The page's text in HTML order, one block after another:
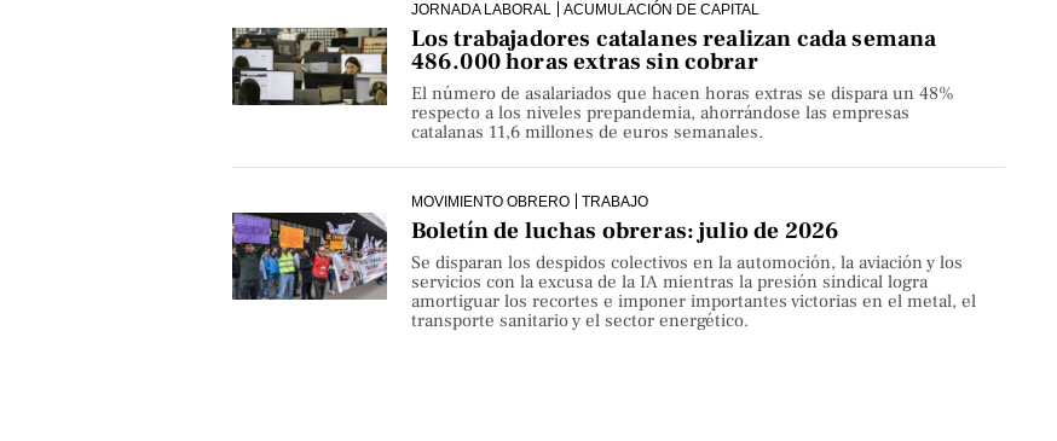
JORNADA LABORAL ACUMULACIÓN DE CAPITAL
Los trabajadores catalanes realizan cada semana
486.000 horas extras sin cobrar
El número de asalariados que hacen horas extras se dispara un 48%
respecto a los niveles prepandemia, ahorrándose las empresas
catalanas 11,6 millones de euros semanales.
MOVIMIENTO OBRERO TRABAJO
Boletín de luchas obreras: julio de 2026
Se disparan los despidos colectivos en la automoción, la aviación y los
servicios con la excusa de la IA mientras la presión sindical logra
amortiguar los recortes e imponer importantes victorias en el metal, el
transporte sanitario y el sector energético.